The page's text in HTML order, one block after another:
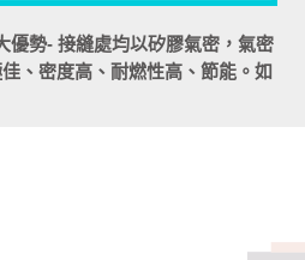
優勢- 接縫處均以矽膠氣密，氣密
、密度高、耐燃性高、節能。如